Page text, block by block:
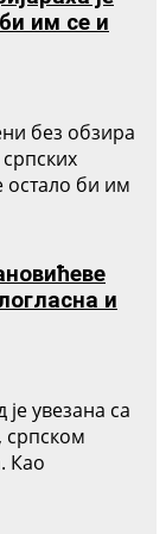
им се и
без обзира
остало би им
и
увезана са
Као